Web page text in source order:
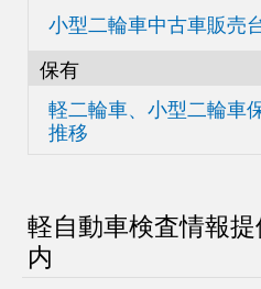
小型二輪車中古車販売
保有
軽二輪車、小型二輪車
推移
軽自動車検査情報
内